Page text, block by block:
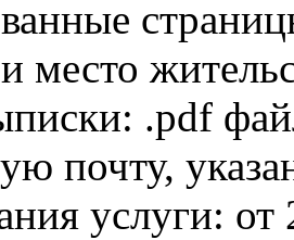
место
.pdf
почту,
услуги: от